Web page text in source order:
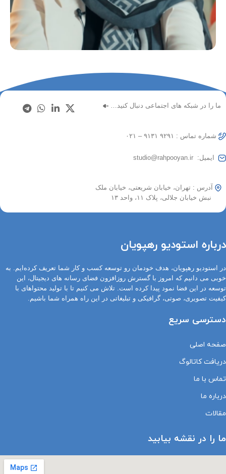
تیزر
تیزر نمایشی برای مجموعه سلام آگاهی (قسمت سوم)
ما را در شبکه های اجتماعی دنبال کنید…
شماره تماس : ۹۲۹۱ ۹۱۳۱ – ۰۲۱
ایمیل: studio@rahpooyan.ir
آدرس : تهران، خیابان شریعتی، خیابان ملک
نبش خیابان جلالی، پلاک ۱۱، واحد ۱۳
درباره استودیو رهپویان
در استودیو رهپویان، هدف خودمان رو توسعه کسب و کار شما تعریف کرده‌ایم. به
خوبی می دانیم که امروز با گسترش روزافزون فضای رسانه های دیجیتال، این
توسعه در این فضا نمود پیدا کرده است. تلاش می کنیم تا با تولید محتواهای با
کیفیت تصویری، صوتی، گرافیکی و تبلیغاتی در این راه همراه شما باشیم.
دسترسی سریع
صفحه اصلی
دریافت کاتالوگ
تماس با ما
درباره ما
مقالات
ما را در نقشه بیابید